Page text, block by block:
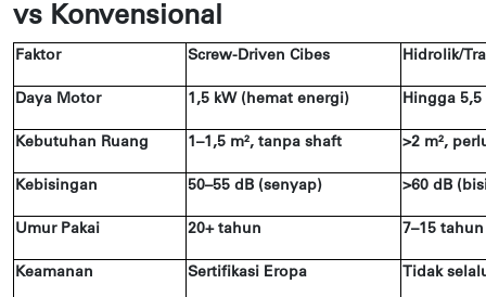
vs Konvensional
Faktor Screw-Driven Cibes Hidrolik/
Daya Motor 1,5 kW (hemat energi) Hingga
Kebutuhan Ruang 1–1,5 m², tanpa shaft >2 m²,
Kebisingan 50–55 dB (senyap) >60 dB
Umur Pakai 20+ tahun 7–15 tahun
Keamanan Sertifikasi Eropa Tidak